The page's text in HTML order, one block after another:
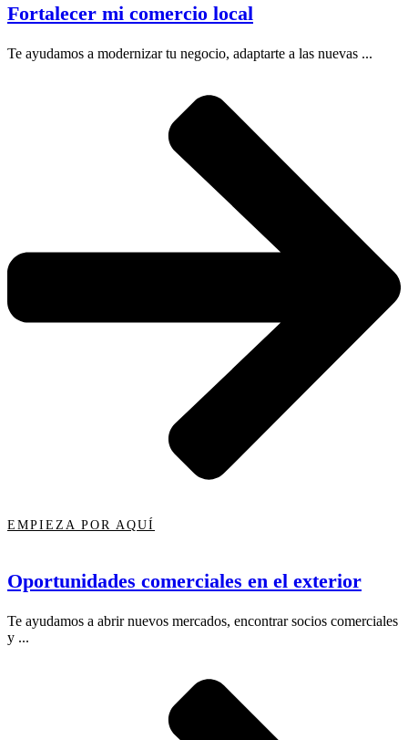
Fortalecer mi comercio local
Te ayudamos a modernizar tu negocio, adaptarte a las nuevas ...
EMPIEZA POR AQUÍ
Oportunidades comerciales en el exterior
Te ayudamos a abrir nuevos mercados, encontrar socios comerciales
y ...